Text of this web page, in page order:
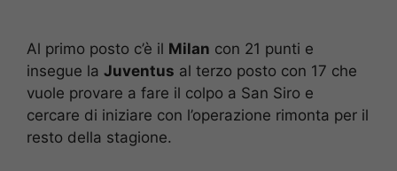
Al primo posto c’è il Milan con 21 punti e
insegue la Juventus al terzo posto con 17 che
vuole provare a fare il colpo a San Siro e
cercare di iniziare con l’operazione rimonta per il
resto della stagione.